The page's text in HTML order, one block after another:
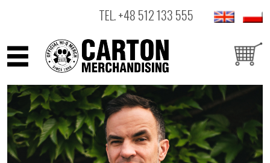
TEL.+48 512 133 555
ARTYŚCI
PRODUKTY
OUTLET